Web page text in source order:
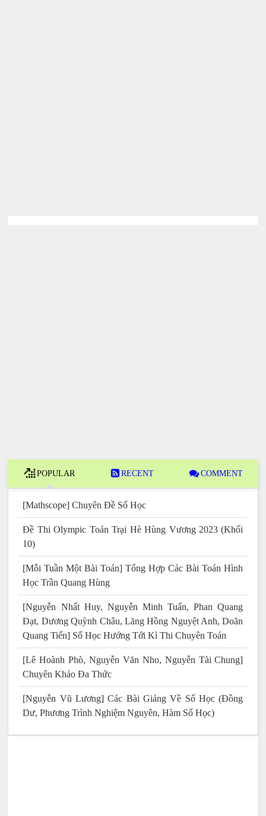
POPULAR RECENT COMMENT
[Mathscope] Chuyên Đề Số Học
Đề Thi Olympic Toán Trại Hè Hùng Vương 2023 (Khối
10)
[Mỗi Tuần Một Bài Toán] Tổng Hợp Các Bài Toán Hình
Học Trần Quang Hùng
[Nguyễn Nhất Huy, Nguyễn Minh Tuấn, Phan Quang
Đạt, Dương Quỳnh Châu, Lăng Hồng Nguyệt Anh, Doãn
Quang Tiến] Số Học Hướng Tới Kì Thi Chuyên Toán
[Lê Hoành Phò, Nguyễn Văn Nho, Nguyễn Tài Chung]
Chuyên Khảo Đa Thức
[Nguyễn Vũ Lương] Các Bài Giảng Về Số Học (Đồng
Dư, Phương Trình Nghiệm Nguyên, Hàm Số Học)